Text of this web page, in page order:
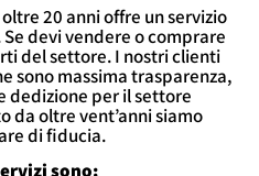
20 anni offre un servizio
devi vendere o comprare
del settore. I nostri clienti
sono massima trasparenza,
dedizione per il settore
da oltre vent’anni siamo
di fiducia.
sono: